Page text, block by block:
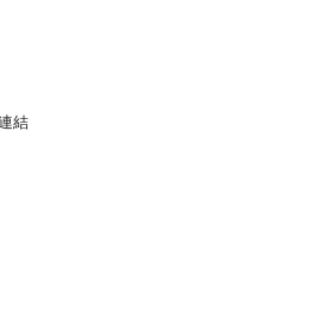
結